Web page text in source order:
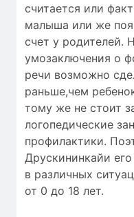
считается или
малыша или же
счет у родителей.
умозаключения о
речи возможно
раньше,чем
тому же не стоит
логопедические
профилактики.
Друскининкайи
в различных
от 0 до 18 лет.